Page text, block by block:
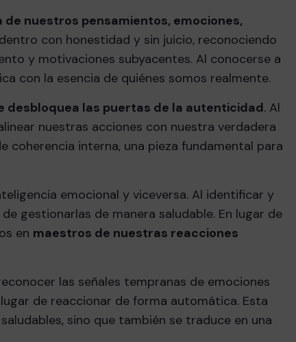
nuestros pensamientos, emociones,
con honestidad y sin juicio, reconociendo
y motivaciones subyacentes. Al conocerse a
con la esencia de quiénes somos realmente.
desbloquea las puertas de la autenticidad. Al
nuestras acciones con nuestra verdadera
coherencia interna, una pieza fundamental para
emocional y viceversa. Al identificar y
gestionarlas de manera saludable. En lugar de
en maestros de nuestras reacciones
las señales tempranas de emociones
de reaccionar de forma automática. Esta
sino que también se traduce en una